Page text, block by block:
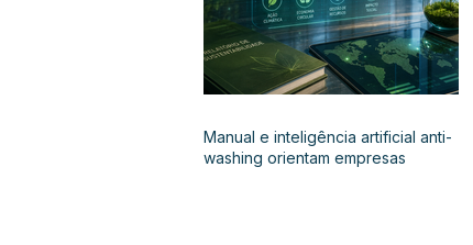
Manual e inteligência artificial anti-
washing orientam empresas